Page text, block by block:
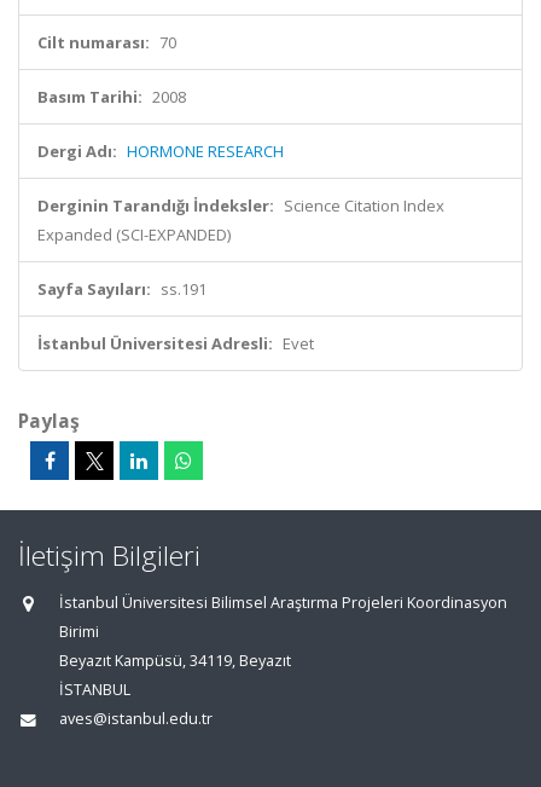
Cilt numarası: 70
Basım Tarihi: 2008
Dergi Adı: HORMONE RESEARCH
Derginin Tarandığı İndeksler: Science Citation Index
Expanded (SCI-EXPANDED)
Sayfa Sayıları: ss.191
İstanbul Üniversitesi Adresli: Evet
Paylaş
İletişim Bilgileri
İstanbul Üniversitesi Bilimsel Araştırma Projeleri Koordinasyon
Birimi
Beyazıt Kampüsü, 34119, Beyazıt
İSTANBUL
aves@istanbul.edu.tr